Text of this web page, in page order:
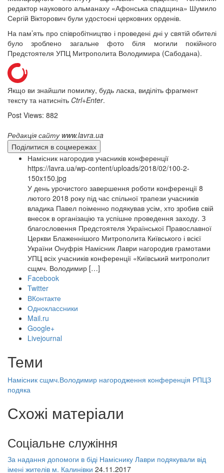
12 сентября 2015Название трансляции
12 сентября 2015Название трансляции
12 сентября 2015Название трансляции
12 сентября 2015Название трансляции
12 сентября 2015Название трансляции
12 сентября 2015Название трансляции
12 сентября 2015
Перейти до архіву
редактор наукового альманаху «Афонська спадщина» Шумило
Сергій Вікторович були удостоєні церковних орденів.
На пам’ять про співробітництво і проведені дні у святій обителі
було зроблено загальне фото біля могили покійного
Предстоятеля УПЦ Митрополита Володимира (Сабодана).
Якщо ви знайшли помилку, будь ласка, виділіть фрагмент
тексту та натисніть Ctrl+Enter.
Post Views: 882
Редакція сайту www.lavra.ua
Поділитися в соцмережах
Намісник нагородив учасників конференції
https://lavra.ua/wp-content/uploads/2018/02/100-2-
150x150.jpg
У день урочистого завершення роботи конференції 8
лютого 2018 року під час спільної трапези учасників
владика Павел поіменно подякував усім, хто зробив свій
внесок в організацію та успішне проведення заходу. З
благословення Предстоятеля Української Православної
Церкви Блаженнішого Митрополита Київського і всієї
України Онуфрія Намісник Лаври нагородив грамотами
УПЦ всіх учасників конференції «Київський митрополит
сщмч. Володимир […]
Facebook
Twitter
ВКонтакте
Одноклассники
Mail.ru
Google+
Livejournal
Теми
Намісник сщмч.Володимир нагородження конференція РПЦЗ
подяка
Схожі матеріали
Соціальне служіння
За надання допомоги в біді Наміснику Лаври подякували від
імені жителів м. Калинівки 24.11.2017